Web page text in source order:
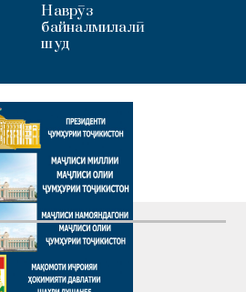
Наврӯз
байналмилалӣ
шуд